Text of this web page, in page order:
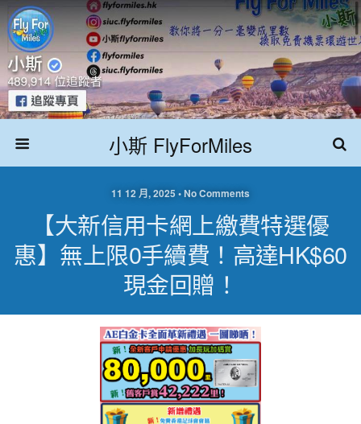
小斯 FlyForMiles
11 12 月, 2025 • No Comments
【大新信用卡網上繳費特選優
惠】無上限0手續費！高達HK$60
現金回贈！